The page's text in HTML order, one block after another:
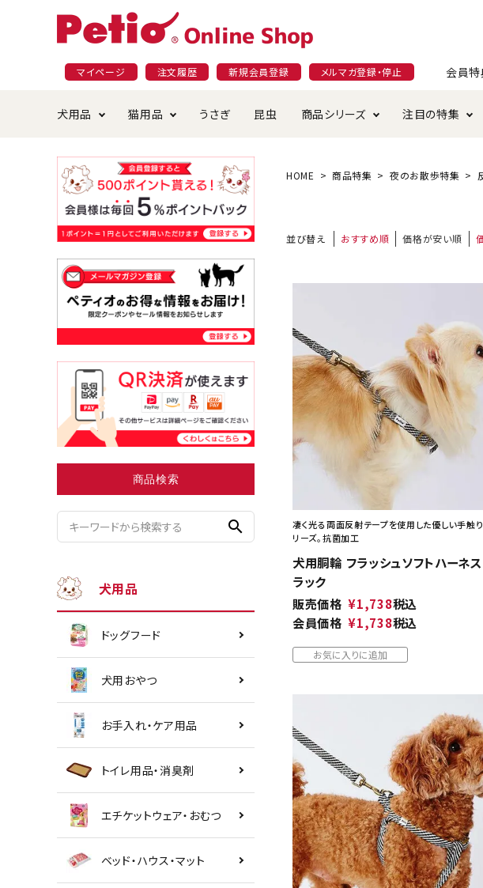
マイページ 注文履歴 新規会員登録 メルマガ登録・停止 会員特
犬用品
ドッグフード おやつ
ペットシーツ
おもちゃ
首輪・ハーネス・リード
猫用品
ごはん・おやつ お手入れ・ケア用品
ベッド・ハウス・マット
食器・給水器
替え・交換パーツ
うさぎ 昆虫 商品シリーズ
プラクト 素材そのまま
注目の特集
夜のお散歩特集 無添加特集
国産フード&おやつ特集
じゃらして遊ぶ
またたび・元気草
小型犬にオススメ ダイエット中にオススメ
ショッピングガイド 会員特典について
返品・交換について
商品検索
search
犬用品
ドッグフード
犬用おやつ
お手入れ・ケア用品
トイレ用品・消臭剤
エチケットウェア・おむつ
ベッド・ハウス・マット
HOME 商品特集 夜のお散歩特集
並び替え おすすめ順 価格が安い順
凄く光る両面反射テープを使用した優しい手触
リーズ。抗菌加工
犬用胴輪 フラッシュソフトハーネ
ラック
販売価格 ¥1,738税込
会員価格 ¥1,738税込
お気に入りに追加